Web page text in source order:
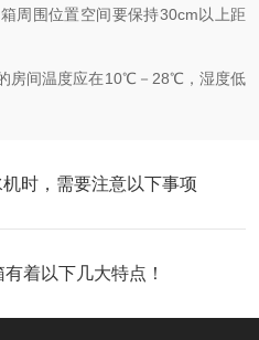
围位置空间要保持30cm以上距
间温度应在10℃－28℃，湿度低
时，需要注意以下事项
着以下几大特点！